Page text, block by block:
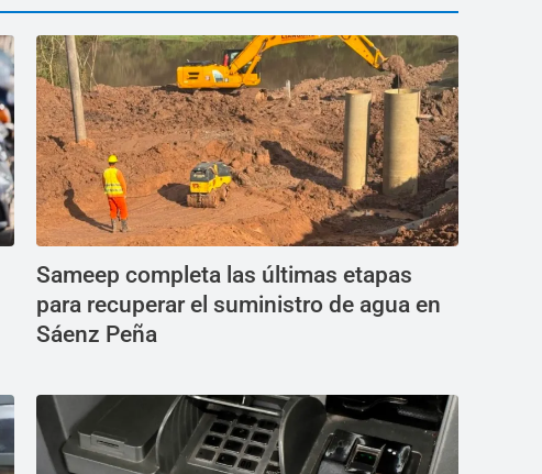
Sameep completa las últimas etapas
para recuperar el suministro de agua en
Sáenz Peña